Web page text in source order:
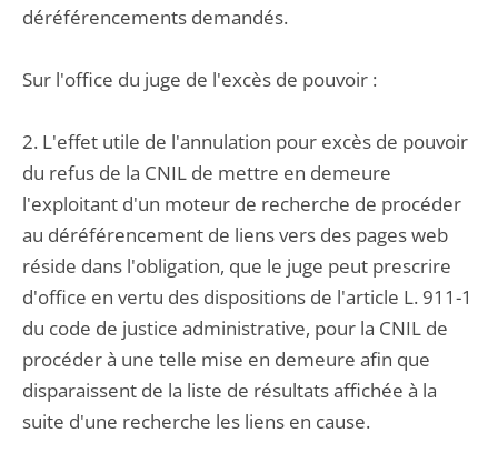
déréférencements demandés.
Sur l'office du juge de l'excès de pouvoir :
2. L'effet utile de l'annulation pour excès de pouvoir
du refus de la CNIL de mettre en demeure
l'exploitant d'un moteur de recherche de procéder
au déréférencement de liens vers des pages web
réside dans l'obligation, que le juge peut prescrire
d'office en vertu des dispositions de l'article L. 911-1
du code de justice administrative, pour la CNIL de
procéder à une telle mise en demeure afin que
disparaissent de la liste de résultats affichée à la
suite d'une recherche les liens en cause.